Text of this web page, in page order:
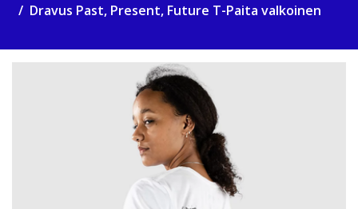
Dravus Past, Present, Future T-Paita valkoinen